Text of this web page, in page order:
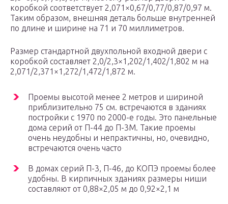
коробкой соответствует 2,071×0,67/0,77/0,87/0,97 м.
Таким образом, внешняя деталь больше внутренней
по длине и ширине на 71 и 70 миллиметров.
Размер стандартной двухпольной входной двери с
коробкой составляет 2,0/2,3×1,202/1,402/1,802 м на
2,071/2,371×1,272/1,472/1,872 м.
Проемы высотой менее 2 метров и шириной
приблизительно 75 см. встречаются в зданиях
постройки с 1970 по 2000-е годы. Это панельные
дома серий от П-44 до П-3М. Такие проемы
очень неудобны и непрактичны, но, очевидно,
встречаются очень часто
В домах серий П-3, П-46, до КОПЭ проемы более
удобны. В кирпичных зданиях размеры ниши
составляют от 0,88×2,05 м до 0,92×2,1 м